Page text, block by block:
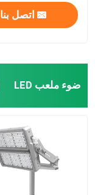
اتصل بنا
ضوء ملعب LED